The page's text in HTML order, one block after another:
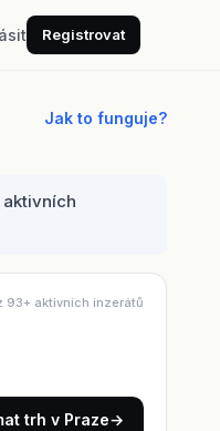
Registrovat
Jak to funguje?
aktivních
93+ aktivních inzerátů
trh v Praze→